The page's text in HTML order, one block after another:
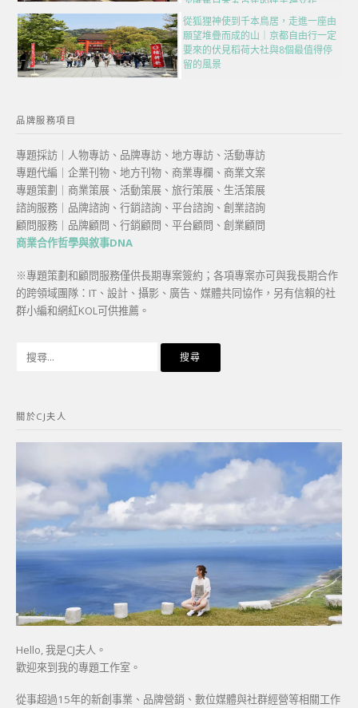
次匯集日本五百年的伴手禮文化
從狐狸神使到千本鳥居，走進一座由
願望堆疊而成的山｜京都自由行一定
要來的伏見稻荷大社與8個最值得停
留的風景
品牌服務項目
專題採訪｜人物專訪、品牌專訪、地方專訪、活動專訪
專題代編｜企業刊物、地方刊物、商業專欄、商業文案
專題策劃｜商業策展、活動策展、旅行策展、生活策展
諮詢服務｜品牌諮詢、行銷諮詢、平台諮詢、創業諮詢
顧問服務｜品牌顧問、行銷顧問、平台顧問、創業顧問
商業合作哲學與敘事DNA
※專題策劃和顧問服務僅供長期專案簽約；各項專案亦可與我長期合作
的跨領域團隊：IT、設計、攝影、廣告、媒體共同協作，另有信賴的社
群小編和網紅KOL可供推薦。
字:
關於CJ夫人
Hello, 我是CJ夫人。
歡迎來到我的專題工作室。
從事超過15年的新創事業、品牌營銷、數位媒體與社群經營等相關工作